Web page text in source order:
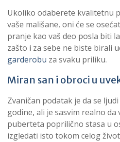
Ukoliko odaberete kvalitetnu
vaše mališane, oni će se
pranje kao vaš deo posla biti
zašto i za sebe ne biste birali
garderobu za svaku priliku.
Miran san i obroci u
Zvaničan podatak je da se
godine, ali je sasvim realno
puberteta poprilično stasa u
izgledati isto tokom celog